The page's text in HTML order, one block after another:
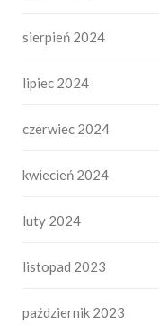
sierpień 2024
lipiec 2024
czerwiec 2024
kwiecień 2024
luty 2024
listopad 2023
październik 2023